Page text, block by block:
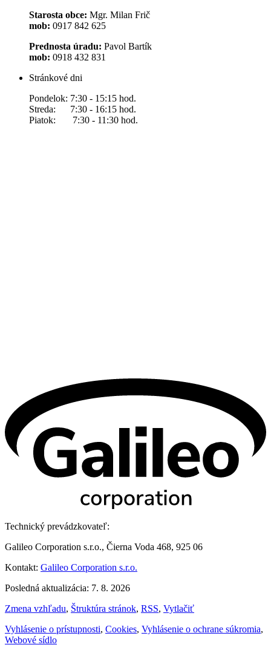
Starosta obce: Mgr. Milan Frič
mob: 0917 842 625
Prednosta úradu: Pavol Bartík
mob: 0918 432 831
Stránkové dni
Pondelok: 7:30 - 15:15 hod.
Streda: 7:30 - 16:15 hod.
Piatok: 7:30 - 11:30 hod.
Technický prevádzkovateľ:
Galileo Corporation s.r.o., Čierna Voda 468, 925 06
Kontakt: Galileo Corporation s.r.o.
Posledná aktualizácia: 7. 8. 2026
Zmena vzhľadu, Štruktúra stránok, RSS, Vytlačiť
Vyhlásenie o prístupnosti, Cookies, Vyhlásenie o ochrane súkromia,
Webové sídlo